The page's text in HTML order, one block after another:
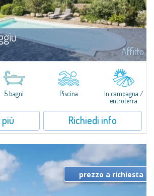
Affitto
nel verde sulla collina di Mirialveda, a metà strada
Lu Muntiggiu è un grande stazzo
in cui gli spazi sono stati ripensati da zero...
5 bagni Piscina
In campagna /
entroterra
Richiedi info
prezzo a richiesta